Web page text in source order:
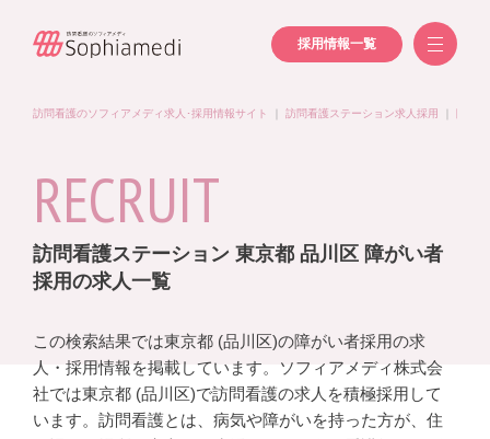
採用情報一覧
訪問看護のソフィアメディ求人･採用情報サイト 訪問看護ステーション求人採用
RECRUIT
訪問看護ステーション 東京都 品川区 障がい者
採用の求人一覧
この検索結果では東京都 (品川区)の障がい者採用の求
人・採用情報を掲載しています。ソフィアメディ株式会
社では東京都 (品川区)で訪問看護の求人を積極採用して
います。訪問看護とは、病気や障がいを持った方が、住